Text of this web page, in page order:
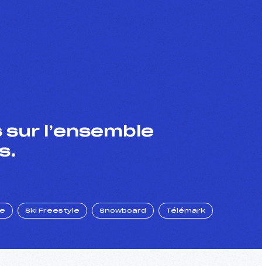
l’ensemble
Ski Freestyle Snowboard Télémark